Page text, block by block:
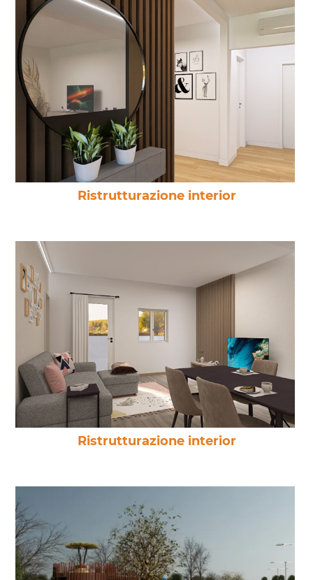
Ristrutturazione interior
Ristrutturazione interior